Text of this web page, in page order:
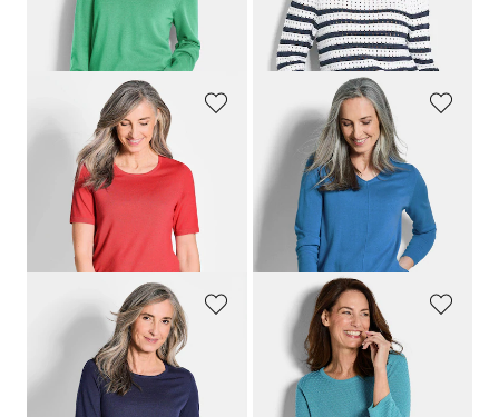
Laagste prijs van de afgelopen 30
dagen**: 89,95 € (-33%)
GOLDNER
49,95 €69,95 €
+ 2
GOLDNER
59,95 €89,95 €
Laagste prijs van de afgelopen 30
dagen**: 69,95 €
(-14%)
+ 2
GOLDNER
Tricot pullover met stippenmotief
49,95 €69,95 €
+ 1